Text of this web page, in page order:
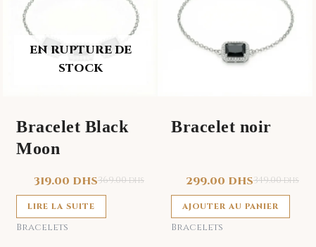
EN RUPTURE DE
STOCK
Bracelet Black
Moon
369.00DHS
319.00 DHS
LIRE LA SUITE
Bracelets
Bracelet noir
349.00DHS
299.00 DHS
AJOUTER AU PANIER
Bracelets